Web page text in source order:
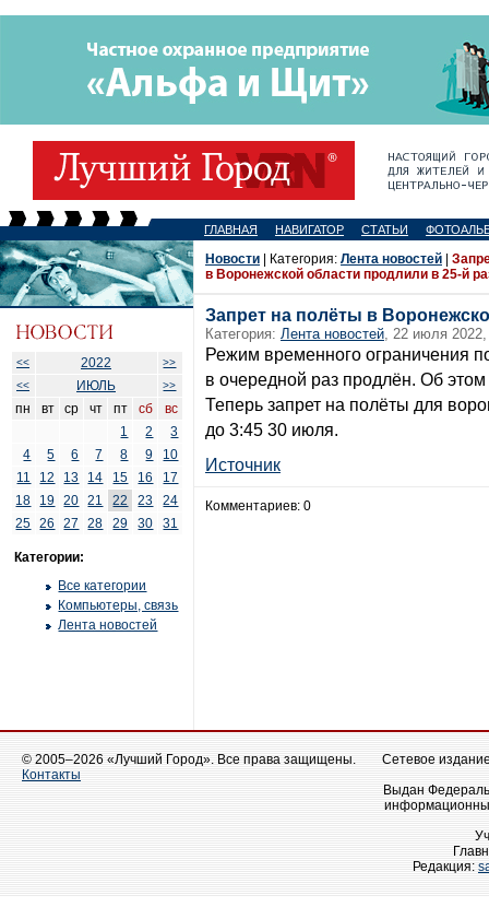
ГЛАВНАЯ НАВИГАТОР СТАТЬИ
<< 2022
>>
<<
ИЮЛЬ >>
пн вт ср чт пт сб
вс
1
2
3
4
5 6 7 8 9
10
11
12 13 14 15 16
17
18
19 20 21 22 23
24
25
26 27 28 29 30 31
Категории:
Все категории
Компьютеры, связь
Лента новостей
Новости | Категория: Лента новостей
в Воронежской области продлили в 25-й
Запрет на полёты в
Категория: Лента новостей, 22 июля
Режим временного ограничения
в очередной раз продлён. Об
Теперь запрет на полёты для
до 3:45 30 июля.
Источник
Комментариев: 0
© 2005–2026 «Лучший Город». Все права защищены.
Контакты
Сетевое
Выдан
Редакция: